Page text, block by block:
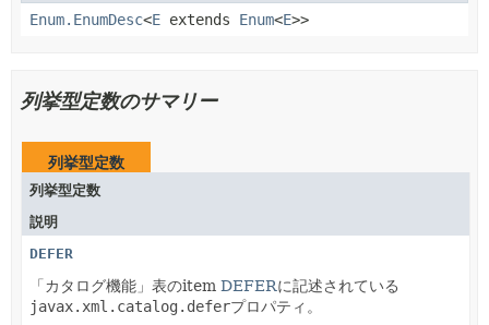
Enum.EnumDesc<E extends Enum<E>>
列挙型定数のサマリー
列挙型定数
列挙型定数
説明
DEFER
「カタログ機能」表のitem DEFERに記述されている
javax.xml.catalog.deferプロパティ。